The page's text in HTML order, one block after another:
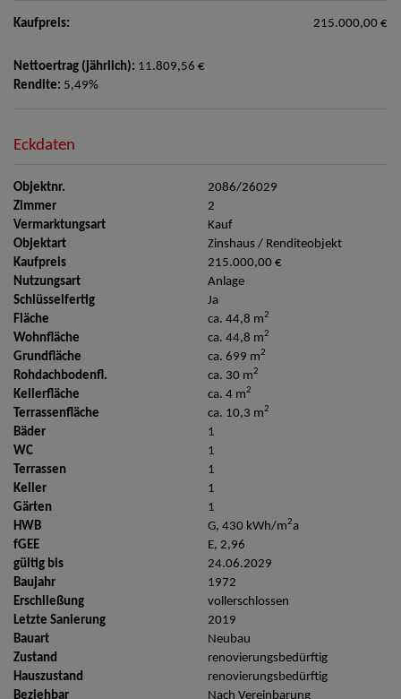
Kaufpreis: 215.000,00 €
Nettoertrag (jährlich): 11.809,56 €
Rendite: 5,49%
Eckdaten
Objektnr.
2086/26029
Zimmer
2
Vermarktungsart
Kauf
Objektart
Zinshaus / Renditeobjekt
Kaufpreis
215.000,00 €
Nutzungsart
Anlage
Schlüsselfertig
Ja
Fläche
ca. 44,8 m2
Wohnfläche ca. 44,8 m2
Grundfläche ca. 699 m2
Rohdachbodenfl. ca. 30 m2
Kellerfläche ca. 4 m2
Terrassenfläche ca. 10,3 m2
Bäder
1
WC
1
Terrassen
1
Keller
1
Gärten
1
HWB
G, 430 kWh/m2a
fGEE
E, 2,96
gültig bis
24.06.2029
Baujahr
1972
Erschließung
vollerschlossen
Letzte Sanierung
2019
Bauart
Neubau
Zustand
renovierungsbedürftig
Hauszustand
renovierungsbedürftig
Beziehbar
Nach Vereinbarung